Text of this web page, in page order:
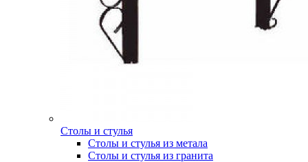
Столы и стулья
Столы и стулья из метала
Столы и стулья из гранита